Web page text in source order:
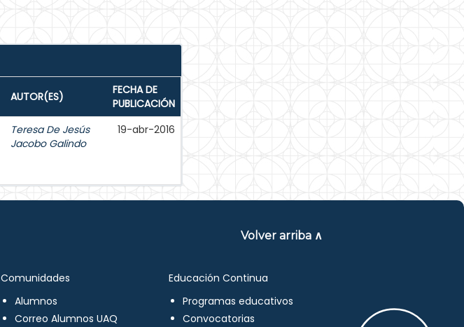
AUTOR(ES)
FECHA DE
PUBLICACIÓN
Teresa De Jesús
Jacobo Galindo
19-abr-2016
Volver arriba ∧
Comunidades
Alumnos
Correo Alumnos UAQ
Educación Continua
Programas educativos
Convocatorias